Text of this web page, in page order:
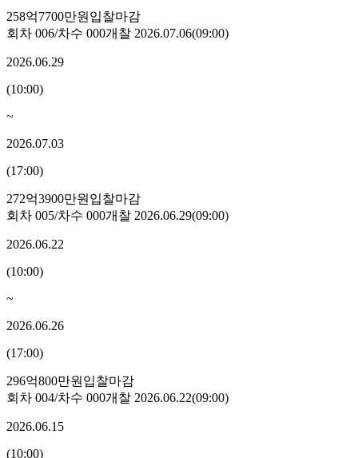
258억7700만원 입찰마감
회차 006/차수 000개찰 2026.07.06(09:00)
2026.06.29
(10:00)
~
2026.07.03
(17:00)
272억3900만원 입찰마감
회차 005/차수 000개찰 2026.06.29(09:00)
2026.06.22
(10:00)
~
2026.06.26
(17:00)
296억800만원 입찰마감
회차 004/차수 000개찰 2026.06.22(09:00)
2026.06.15
(10:00)